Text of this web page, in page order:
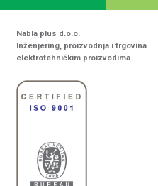
Nabla plus d.o.o.
Inženjering, proizvodnja i trgovina
elektrotehničkim proizvodima